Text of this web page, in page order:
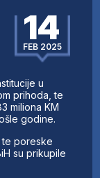
14
FEB 2025
u
prihoda, te
miliona KM
godine.
te poreske
su prikupile